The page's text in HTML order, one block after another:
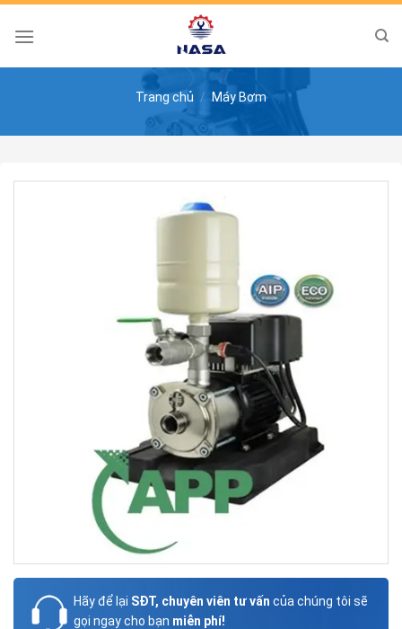
Skip
Trang chủ / Máy Bơm
Hãy để lại SĐT, chuyên viên tư vấn của chúng tôi sẽ
gọi ngay cho bạn miễn phí!